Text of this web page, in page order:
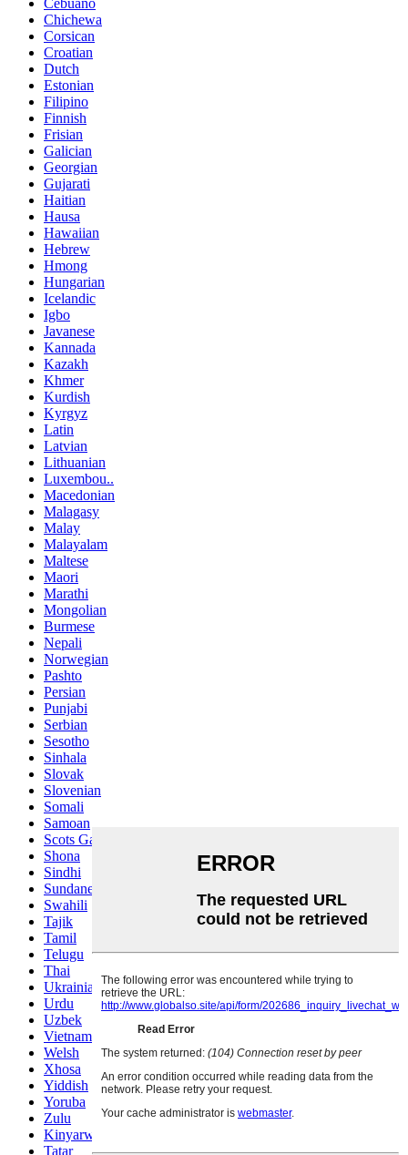
Chichewa
Corsican
Croatian
Dutch
Estonian
Filipino
Finnish
Frisian
Galician
Georgian
Gujarati
Haitian
Hausa
Hawaiian
Hebrew
Hmong
Hungarian
Icelandic
Igbo
Javanese
Kannada
Kazakh
Khmer
Kurdish
Kyrgyz
Latin
Latvian
Lithuanian
Luxembou..
Macedonian
Malagasy
Malay
Malayalam
Maltese
Maori
Marathi
Mongolian
Burmese
Nepali
Norwegian
Pashto
Persian
Punjabi
Serbian
Sesotho
Sinhala
Slovak
Slovenian
Somali
Samoan
Scots Gaelic
Shona
Sindhi
Sundanese
Swahili
Tajik
Tamil
Telugu
Thai
Ukrainian
Urdu
Uzbek
Vietnamese
Welsh
Xhosa
Yiddish
Yoruba
Zulu
Kinyarwanda
Tatar